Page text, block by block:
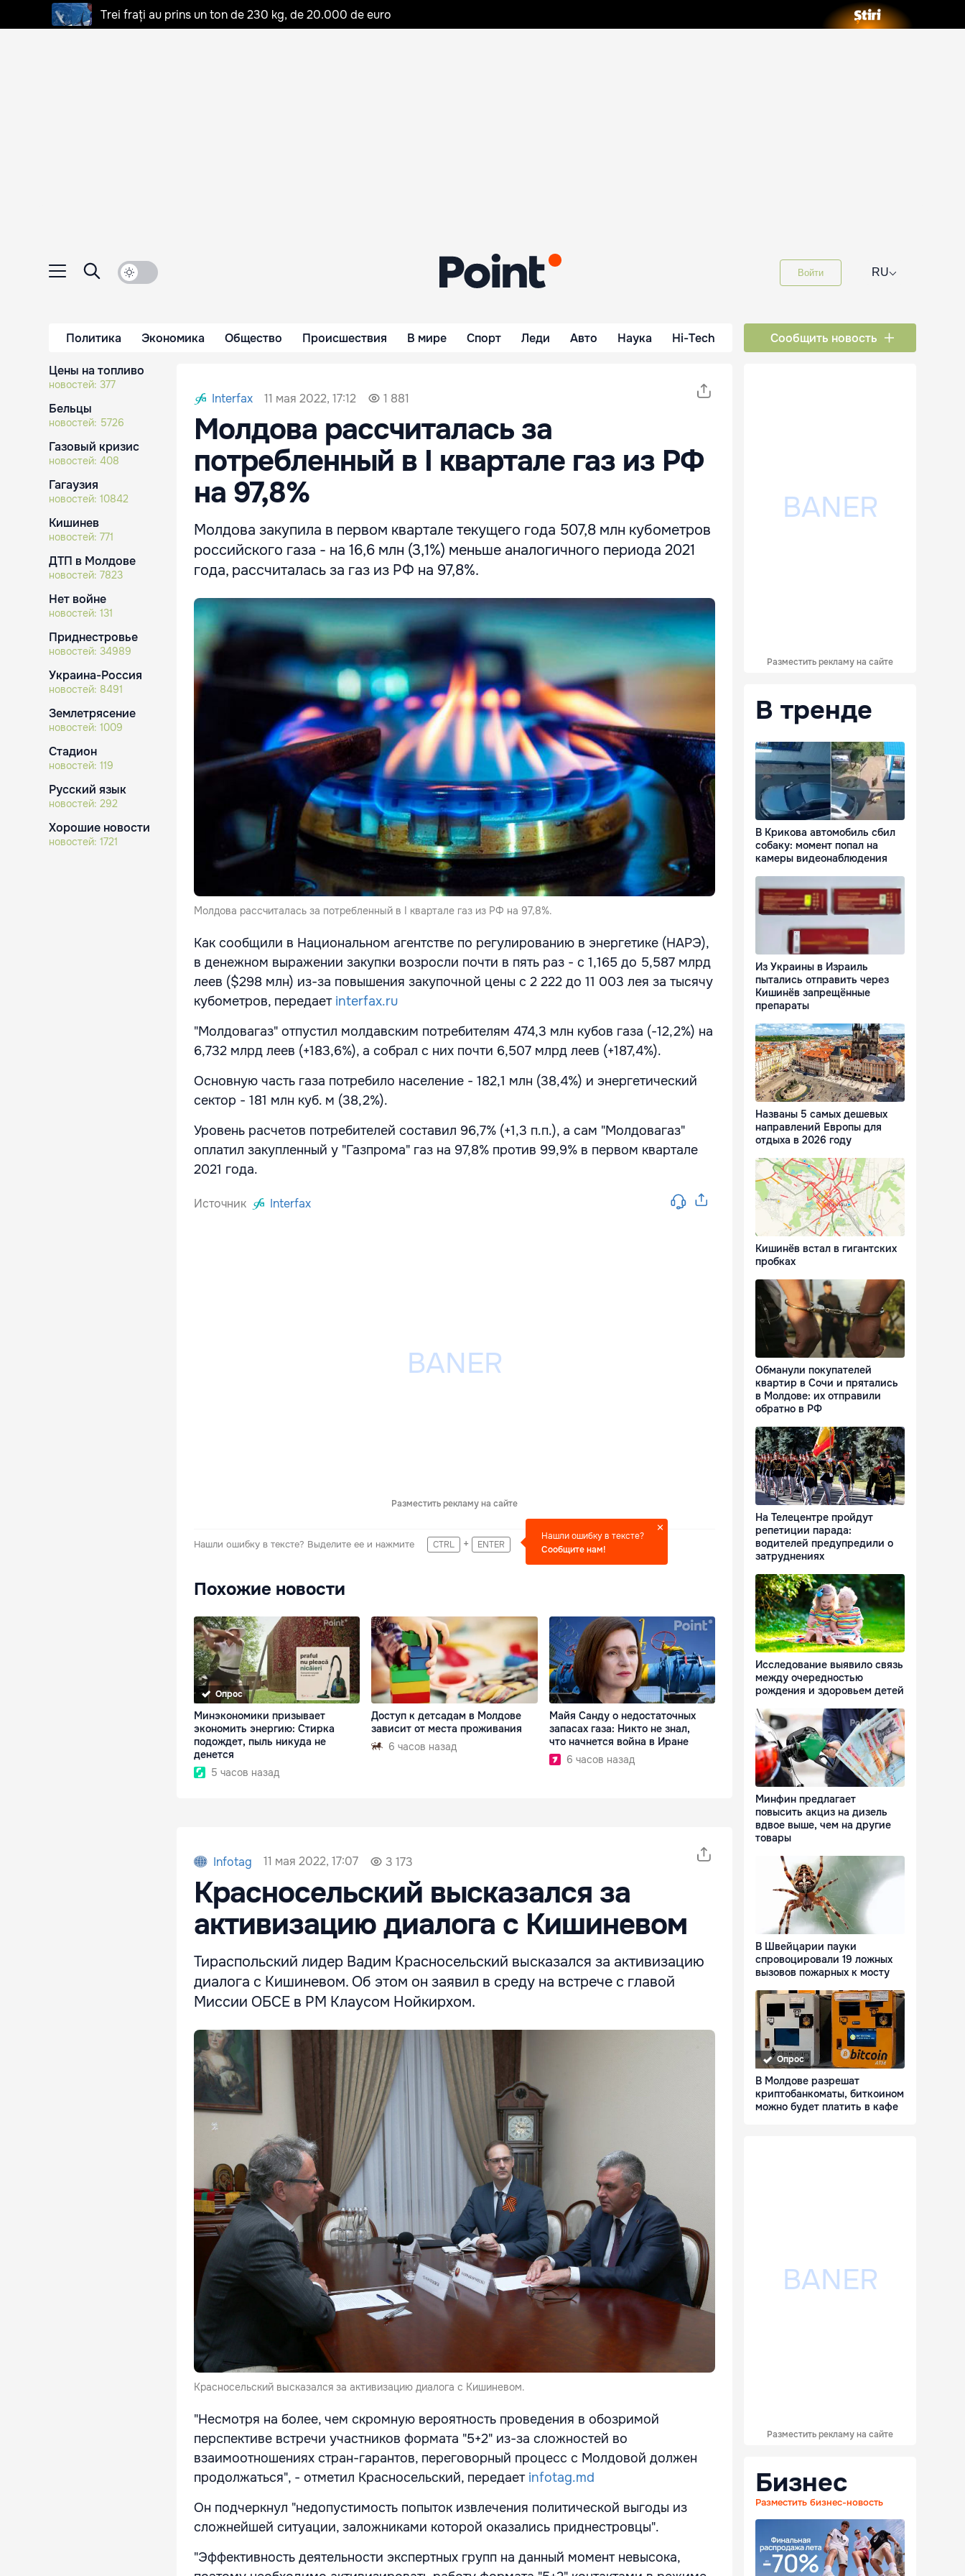
Trei frați au prins un ton de 230 kg, de 20.000 de euro
Войти RU⌵
Политика Экономика Общество Происшествия В мире Спорт Леди Авто Наука Hi-Tech Сообщить новость
Цены на топливо
новостей: 377
Бельцы
новостей: 5726
Газовый кризис
новостей: 408
Гагаузия
новостей: 10842
Кишинев
новостей: 771
ДТП в Молдове
новостей: 7823
Нет войне
новостей: 131
Приднестровье
новостей: 34989
Украина-Россия
новостей: 8491
Землетрясение
новостей: 1009
Стадион
новостей: 119
Русский язык
новостей: 292
Хорошие новости
новостей: 1721
Interfax 11 мая 2022, 17:12 1 881
Молдова рассчиталась за
потребленный в I квартале газ из РФ
на 97,8%
Молдова закупила в первом квартале текущего года 507,8 млн кубометров
российского газа - на 16,6 млн (3,1%) меньше аналогичного периода 2021
года, рассчиталась за газ из РФ на 97,8%.
Молдова рассчиталась за потребленный в I квартале газ из РФ на 97,8%.
Как сообщили в Национальном агентстве по регулированию в энергетике (НАРЭ),
в денежном выражении закупки возросли почти в пять раз - с 1,165 до 5,587 млрд
леев ($298 млн) из-за повышения закупочной цены с 2 222 до 11 003 лея за тысячу
кубометров, передает interfax.ru
"Молдовагаз" отпустил молдавским потребителям 474,3 млн кубов газа (-12,2%) на
6,732 млрд леев (+183,6%), а собрал с них почти 6,507 млрд леев (+187,4%).
Основную часть газа потребило население - 182,1 млн (38,4%) и энергетический
сектор - 181 млн куб. м (38,2%).
Уровень расчетов потребителей составил 96,7% (+1,3 п.п.), а сам "Молдовагаз"
оплатил закупленный у "Газпрома" газ на 97,8% против 99,9% в первом квартале
2021 года.
Источник Interfax
Разместить рекламу на сайте
Нашли ошибку в тексте? Выделите ее и нажмите CTRL + ENTER
Нашли ошибку в тексте?
Сообщите нам!
Похожие новости
Опрос
Минэкономики призывает
экономить энергию: Стирка
подождет, пыль никуда не
денется
5 часов назад
Доступ к детсадам в Молдове
зависит от места проживания
6 часов назад
Майя Санду о недостаточных
запасах газа: Никто не знал,
что начнется война в Иране
6 часов назад
Infotag 11 мая 2022, 17:07 3 173
Красносельский высказался за
активизацию диалога с Кишиневом
Тираспольский лидер Вадим Красносельский высказался за активизацию
диалога с Кишиневом. Об этом он заявил в среду на встрече с главой
Миссии ОБСЕ в РМ Клаусом Нойкирхом.
Красносельский высказался за активизацию диалога с Кишиневом.
"Несмотря на более, чем скромную вероятность проведения в обозримой
перспективе встречи участников формата "5+2" из-за сложностей во
взаимоотношениях стран-гарантов, переговорный процесс с Молдовой должен
продолжаться", - отметил Красносельский, передает infotag.md
Он подчеркнул "недопустимость попыток извлечения политической выгоды из
сложнейшей ситуации, заложниками которой оказались приднестровцы".
"Эффективность деятельности экспертных групп на данный момент невысока,
Разместить рекламу на сайте
В тренде
В Крикова автомобиль сбил
собаку: момент попал на
камеры видеонаблюдения
Из Украины в Израиль
пытались отправить через
Кишинёв запрещённые
препараты
Названы 5 самых дешевых
направлений Европы для
отдыха в 2026 году
Кишинёв встал в гигантских
пробках
Обманули покупателей
квартир в Сочи и прятались
в Молдове: их отправили
обратно в РФ
На Телецентре пройдут
репетиции парада:
водителей предупредили о
затруднениях
Исследование выявило связь
между очередностью
рождения и здоровьем детей
Минфин предлагает
повысить акциз на дизель
вдвое выше, чем на другие
товары
В Швейцарии пауки
спровоцировали 19 ложных
вызовов пожарных к мосту
Опрос
В Молдове разрешат
криптобанкоматы, биткоином
можно будет платить в кафе
Разместить рекламу на сайте
Бизнес
Разместить бизнес-новость